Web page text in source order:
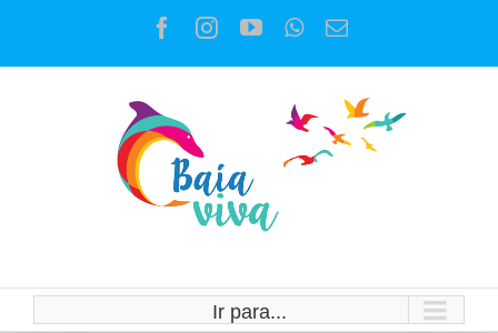
o
Facebook
Instagram
YouTubeWhatsApp
E-
Ir para...